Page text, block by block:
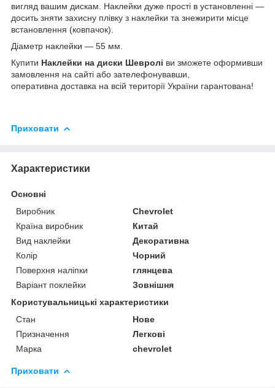
вигляд вашим дискам. Наклейки дуже прості в установленні —
досить зняти захисну плівку з наклейки та знежирити місце
встановлення (ковпачок).
Діаметр наклейки — 55 мм.
Купити Наклейки на диски Шевролі ви зможете оформивши
замовлення на сайті або зателефонувавши,
оперативна доставка на всій території України гарантована!
Приховати
Характеристики
Основні
Виробник
Chevrolet
Країна виробник
Китай
Вид наклейки
Декоративна
Колір
Чорний
Поверхня наліпки
глянцева
Варіант поклейки
Зовнішня
Користувальницькі характеристики
Стан
Нове
Призначення
Легкові
Марка
chevrolet
Приховати